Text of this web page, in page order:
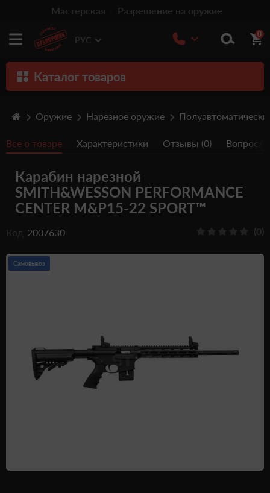
Мастерская Разрешение на оружие
РУС
0
Каталог товаров
Травматическое оружие
Пистолеты
Оптика
Релоадинг патронов
Подарочные Сертификати
Оружие Нарезное оружие
Все о товаре Характеристики Отзывы (0) Вопрос/
Карабин нарезной
SMITH&WESSON PERFORMANCE
CENTER M&P15-22 SPORT™
Код 2007630 (0)
Самовывоз